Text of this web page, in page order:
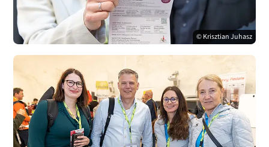
© Krisztian Juhasz